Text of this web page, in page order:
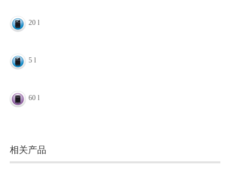
20 l
5 l
60 l
相关产品